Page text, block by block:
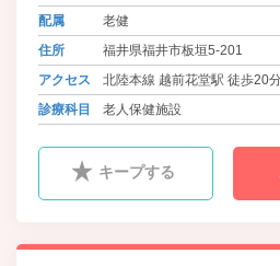
配属
老健
住所
福井県福井市板垣5-201
アクセス
北陸本線 越前花堂駅 徒歩20
福井鉄道福武線 赤十字前駅よ
診療科目 老人保健施設
キープする